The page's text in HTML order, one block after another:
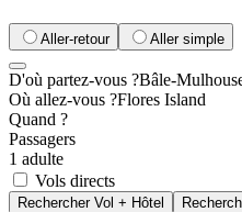
Aller-retour Aller simple
D'où partez-vous ?Bâle-
Où allez-vous ?Flores Island
Quand ?
Passagers
1 adulte
Vols directs
Rechercher Vol + Hôtel